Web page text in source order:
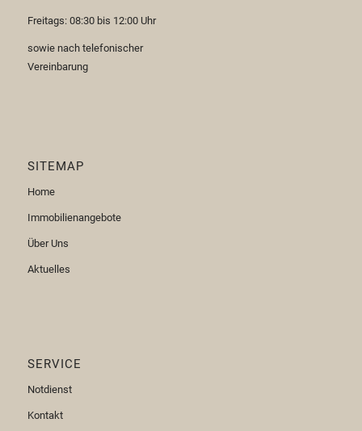
Freitags: 08:30 bis 12:00 Uhr
sowie nach telefonischer
Vereinbarung
SITEMAP
Home
Immobilienangebote
Über Uns
Aktuelles
SERVICE
Notdienst
Kontakt